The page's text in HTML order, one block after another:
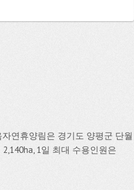
연휴양림은 경기도 양평군 단월
1일 최대 수용인원은